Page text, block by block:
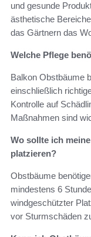
und gesunde
ästhetische
das Gärtnern das
Welche Pflege
Balkon Obstbäume
einschließlich
Kontrolle auf
Maßnahmen sind
Wo sollte ich
platzieren?
Obstbäume
mindestens 6
windgeschützter
vor Sturmschäden